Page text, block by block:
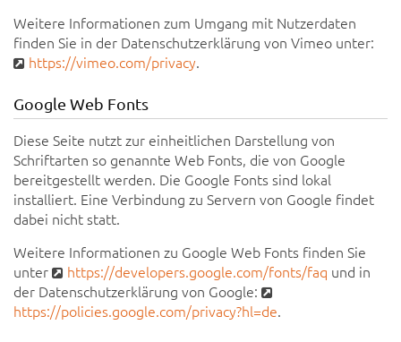
Weitere Informationen zum Umgang mit Nutzerdaten
finden Sie in der Datenschutzerklärung von Vimeo unter:
https://vimeo.com/privacy.
Google Web Fonts
Diese Seite nutzt zur einheitlichen Darstellung von
Schriftarten so genannte Web Fonts, die von Google
bereitgestellt werden. Die Google Fonts sind lokal
installiert. Eine Verbindung zu Servern von Google findet
dabei nicht statt.
Weitere Informationen zu Google Web Fonts finden Sie
unter
https://developers.google.com/fonts/faq und in
der Datenschutzerklärung von Google:
https://policies.google.com/privacy?hl=de.